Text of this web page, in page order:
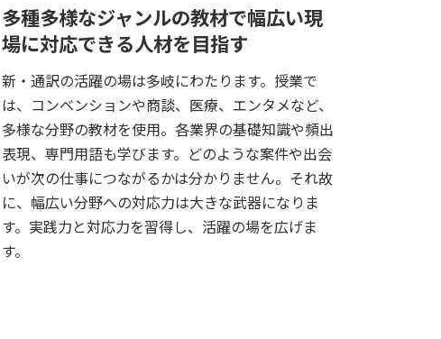
多種多様なジャンルの教材で幅広い現
場に対応できる人材を目指す
新・通訳の活躍の場は多岐にわたります。授業で
は、コンベンションや商談、医療、エンタメなど、
多様な分野の教材を使用。各業界の基礎知識や頻出
表現、専門用語も学びます。どのような案件や出会
いが次の仕事につながるかは分かりません。それ故
に、幅広い分野への対応力は大きな武器になりま
す。実践力と対応力を習得し、活躍の場を広げま
す。